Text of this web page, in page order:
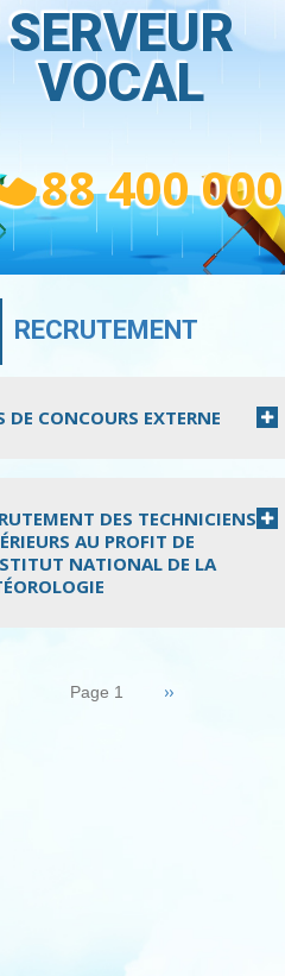
SERVEUR
VOCAL
88 400 000
RECRUTEMENT
DE CONCOURS EXTERNE
DES TECHNICIENS
AU PROFIT DE
NATIONAL DE LA
Page 1 Page
››